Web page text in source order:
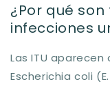
¿Por qué
infecciones
Las ITU
Escherichia coli